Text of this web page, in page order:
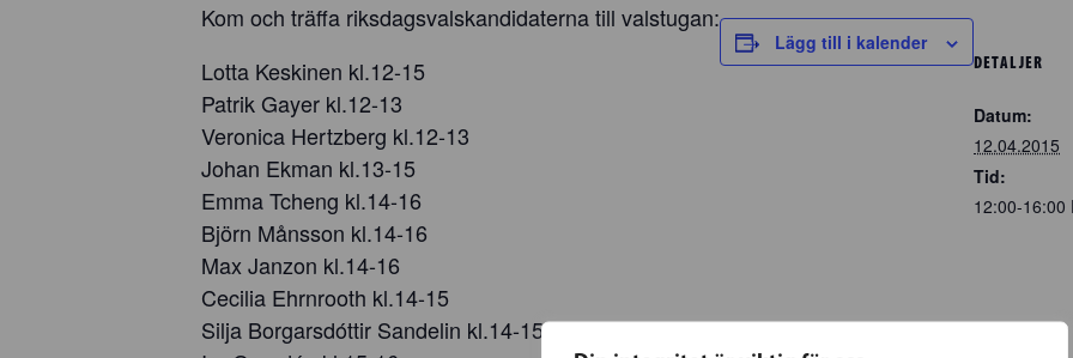
Kom och träffa riksdagsvalskandidaterna till valstugan:
Lotta Keskinen kl.12-15
Patrik Gayer kl.12-13
Veronica Hertzberg kl.12-13
Johan Ekman kl.13-15
Emma Tcheng kl.14-16
Björn Månsson kl.14-16
Max Janzon kl.14-16
Cecilia Ehrnrooth kl.14-15
Silja Borgarsdóttir Sandelin kl.14-15
Lägg till i kalender
DETALJER
Datum:
12.04.2015
Tid:
12:00-16:00